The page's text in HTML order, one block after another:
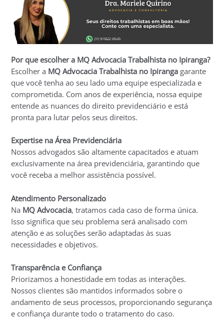
Por que escolher a MQ Advocacia Trabalhista no Ipiranga?
Escolher a MQ Advocacia Trabalhista no Ipiranga garante
que você tenha ao seu lado uma equipe especializada e
comprometida. Com anos de experiência, nossa equipe
entende as nuances do direito previdenciário e está
pronta para lutar pelos seus direitos.
Expertise na Área Previdenciária
Nossos advogados são altamente capacitados e atuam
exclusivamente na área previdenciária, garantindo que
você receba a melhor assistência possível.
Atendimento Personalizado
Na MQ Advocacia, tratamos cada caso de forma única.
Isso significa que seu problema será analisado com
atenção e as soluções serão adaptadas às suas
necessidades e objetivos.
Transparência e Confiança
Priorizamos a honestidade em todas as interações.
Nossos clientes são mantidos informados sobre o
andamento de seus processos, proporcionando segurança
e confiança durante todo o tratamento do caso.